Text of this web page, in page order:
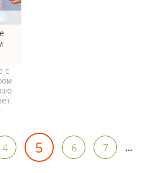
с
4 5 6 7 ...